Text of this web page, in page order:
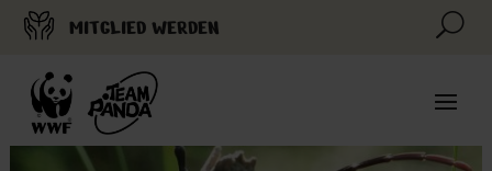
MITGLIED WERDEN U